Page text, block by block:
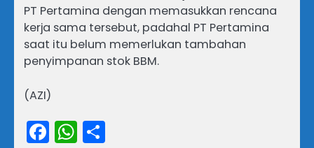
PT Pertamina dengan memasukkan rencana
kerja sama tersebut, padahal PT Pertamina
saat itu belum memerlukan tambahan
penyimpanan stok BBM.
(AZI)
Facebook
WhatsApp